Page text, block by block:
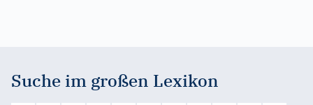
Suche im großen Lexikon